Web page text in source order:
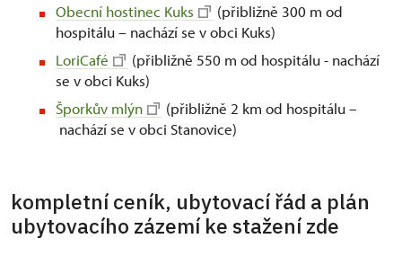
Obecní hostinec Kuks
(přibližně 300 m od
hospitálu – nachází se v obci Kuks)
LoriCafé
(přibližně 550 m od hospitálu - nachází
se v obci Kuks)
Šporkův mlýn
(přibližně 2 km od hospitálu –
nachází se v obci Stanovice)
kompletní ceník, ubytovací řád a plán
ubytovacího zázemí ke stažení zde